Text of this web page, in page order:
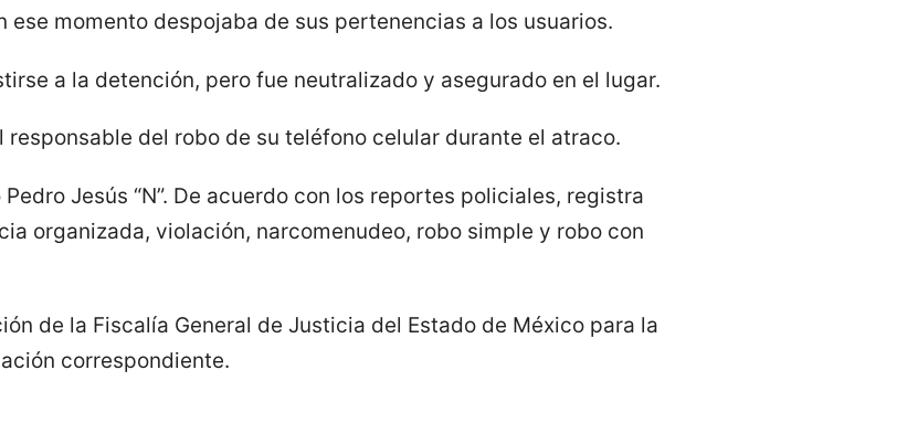
momento despojaba de sus pertenencias a los usuarios.
a la detención, pero fue neutralizado y asegurado en el lugar.
del robo de su teléfono celular durante el atraco.
Jesús “N”. De acuerdo con los reportes policiales, registra
organizada, violación, narcomenudeo, robo simple y robo con
de la Fiscalía General de Justicia del Estado de México para la
correspondiente.